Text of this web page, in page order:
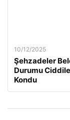
10/12/2025
Şehzadeler
Durumu
Kondu